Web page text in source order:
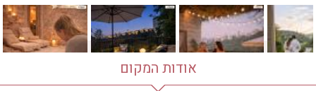
טיפולי קוסמטיקה
סאונה רטובה
סאונה יבשה
אודות המקום